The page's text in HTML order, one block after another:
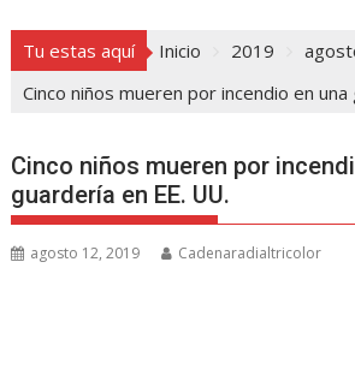
Tu estas aquí Inicio 2019
Cinco niños mueren por incendio en una
Cinco niños mueren por
guardería en EE. UU.
agosto 12, 2019 Cadenaradialtricolor